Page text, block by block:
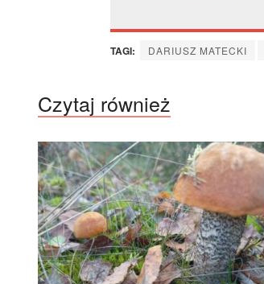
TAGI: DARIUSZ MATECKI
Czytaj również